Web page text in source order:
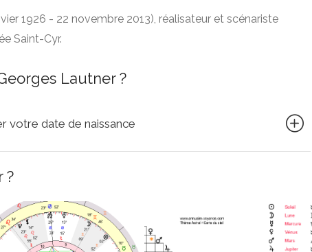
1926 - 22 novembre 2013), réalisateur et scénariste
Saint-Cyr.
Lautner ?
votre date de naissance
?